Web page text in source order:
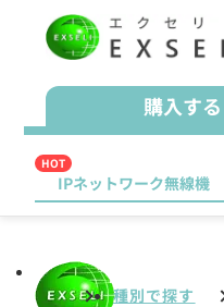
購入する
HOT
IPネットワーク無線機
種別で探す